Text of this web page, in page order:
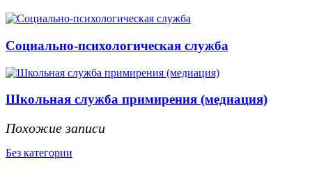
Социально-психологическая служба
Школьная служба примирения (медиация)
Похожие записи
Без категории